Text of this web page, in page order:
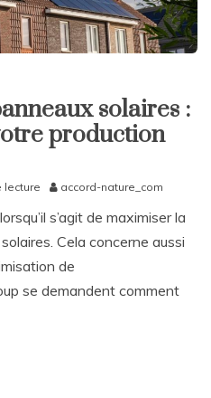
solaires :
production
lecture accord-nature_com
s’agit de maximiser la
Cela concerne aussi
de
se demandent comment